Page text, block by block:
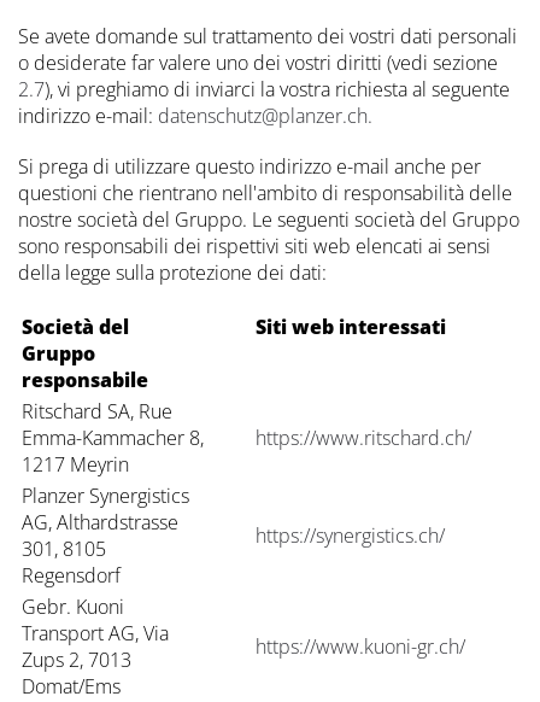
Se avete domande sul trattamento dei vostri dati personali
o desiderate far valere uno dei vostri diritti (vedi sezione
2.7), vi preghiamo di inviarci la vostra richiesta al seguente
indirizzo e-mail: datenschutz@planzer.ch.
Si prega di utilizzare questo indirizzo e-mail anche per
questioni che rientrano nell'ambito di responsabilità delle
nostre società del Gruppo. Le seguenti società del Gruppo
sono responsabili dei rispettivi siti web elencati ai sensi
della legge sulla protezione dei dati:
Società del
Gruppo
responsabile
Siti web interessati
Ritschard SA, Rue
Emma-Kammacher 8,
1217 Meyrin
https://www.ritschard.ch/
Planzer Synergistics
AG, Althardstrasse
301, 8105
Regensdorf
https://synergistics.ch/
Gebr. Kuoni
Transport AG, Via
Zups 2, 7013
Domat/Ems
https://www.kuoni-gr.ch/